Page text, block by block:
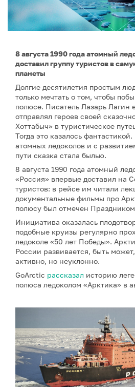
8 августа 1990 года атомный
доставил группу туристов в
планеты
Долгие десятилетия простым
только мечтать о том, чтобы
полюсе. Писатель Лазарь Лагин
отправлял героев своей
Хоттабыч» в туристическое
Тогда это казалось
атомных ледоколов и с
пути сказка стала былью.
8 августа 1990 года атомный
«Россия» впервые доставил на
туристов: в рейсе им читали
документальные фильмы про
полюсу был отмечен
Инициатива оказалась
подобные круизы регулярно
ледоколе «50 лет Победы».
России развивается, быть
активно, но неуклонно.
GoArctic рассказал историю
полюса ледоколом «Арктика» в